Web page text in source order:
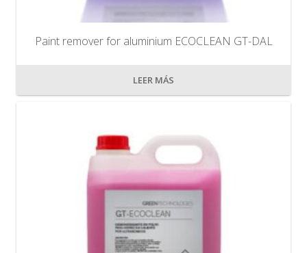
Paint remover for aluminium ECOCLEAN GT-DAL
LEER MÁS